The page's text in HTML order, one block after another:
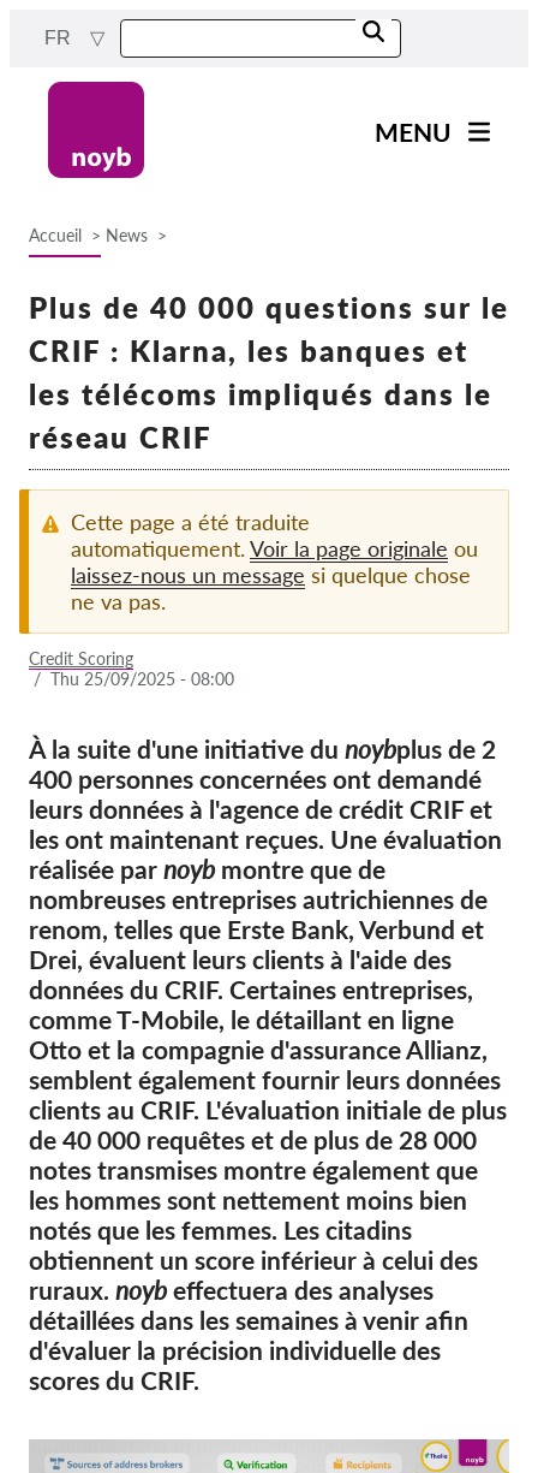
content
FR
MENU
Reports & Resources
Exercise your rights!
Soutenez-nous !
Adhésion
Dons
Connexion des membres
À propos de nous
Équipe
Rapports annuels
FAQs
Offres d‘emploi
Recours collectif
OnionShare
Médias
Contactez-nous
GDPRhub
Accueil News
Plus de 40 000 questions sur le
CRIF : Klarna, les banques et
les télécoms impliqués dans le
réseau CRIF
Cette page a été traduite
automatiquement. Voir la page originale ou
laissez-nous un message si quelque chose
ne va pas.
Credit Scoring
/ Thu 25/09/2025 - 08:00
À la suite d'une initiative du noybplus de 2
400 personnes concernées ont demandé
leurs données à l'agence de crédit CRIF et
les ont maintenant reçues. Une évaluation
réalisée par noybmontre que de
nombreuses entreprises autrichiennes de
renom, telles que Erste Bank, Verbund et
Drei, évaluent leurs clients à l'aide des
données du CRIF. Certaines entreprises,
comme T-Mobile, le détaillant en ligne
Otto et la compagnie d'assurance Allianz,
semblent également fournir leurs données
clients au CRIF. L'évaluation initiale de plus
de 40 000 requêtes et de plus de 28 000
notes transmises montre également que
les hommes sont nettement moins bien
notés que les femmes. Les citadins
obtiennent un score inférieur à celui des
ruraux. noybeffectuera des analyses
détaillées dans les semaines à venir afin
d'évaluer la précision individuelle des
scores du CRIF.